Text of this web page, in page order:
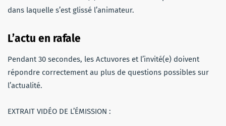
dans laquelle s’est glissé l’animateur.
L’actu en rafale
Pendant 30 secondes, les Actuvores et l’invité(e) doivent
répondre correctement au plus de questions possibles sur
l’actualité.
EXTRAIT VIDÉO DE L’ÉMISSION :